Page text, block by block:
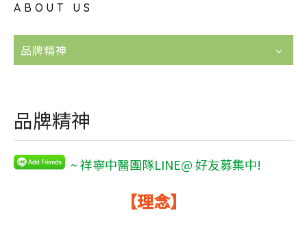
ABOUT US
品牌精神
品牌精神
~ 祥寧中醫團隊LINE@ 好友募集中!
【理念】